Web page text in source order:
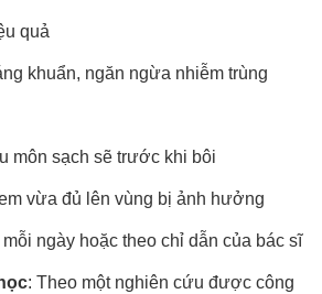
quả
khuẩn, ngăn ngừa nhiễm trùng
môn sạch sẽ trước khi bôi
vừa đủ lên vùng bị ảnh hưởng
ngày hoặc theo chỉ dẫn của bác sĩ
: Theo một nghiên cứu được công